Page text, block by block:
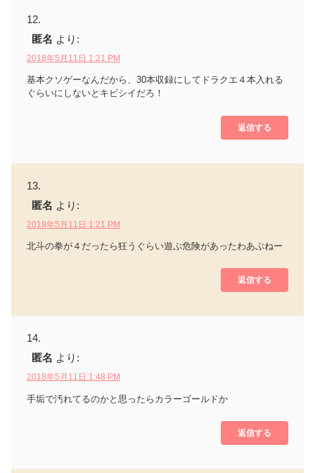
匿名 より:
2018年5月11日 1:21 PM
基本クソゲーなんだから、30本収録にしてドラクエ４本入れる
ぐらいにしないとキビシイだろ！
返信する
匿名 より:
2018年5月11日 1:21 PM
北斗の拳が４だったら狂うぐらい遊ぶ危険があったわあぶねー
返信する
匿名 より:
2018年5月11日 1:48 PM
手垢で汚れてるのかと思ったらカラーゴールドか
返信する